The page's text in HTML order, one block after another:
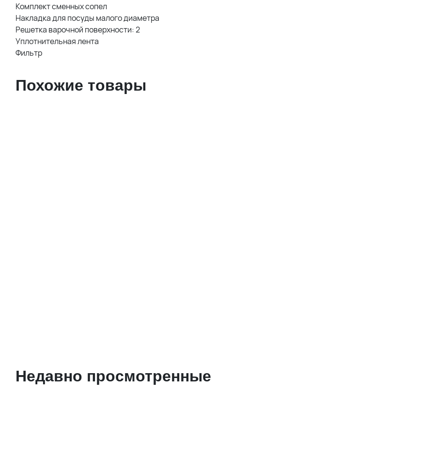
Комплект сменных сопел
Накладка для посуды малого диаметра
Решетка варочной поверхности: 2
Уплотнительная лента
Фильтр
Похожие товары
Недавно просмотренные